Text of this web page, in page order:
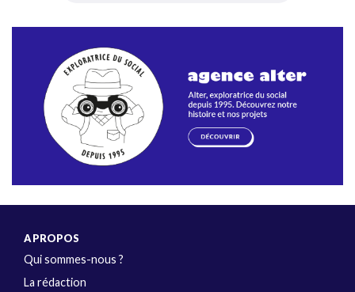
A PROPOS
Qui sommes-nous ?
La rédaction